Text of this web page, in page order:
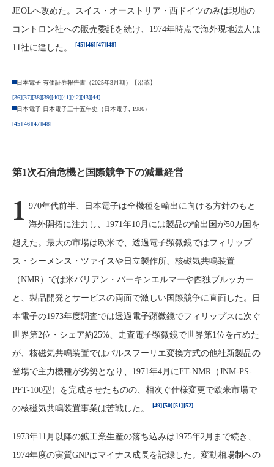
JEOLへ改めた。スイス・オーストリア・西ドイツのみは現地の
コントロン社への販売委託を続け、1974年時点で海外現地法人は
11社に達した。
[45][46][47][48]
日本電子 有価証券報告書（2025年3月期）【沿革】
[36][37][38][39][40][41][42][43][44]
日本電子 日本電子三十五年史（日本電子, 1986）
[45][46][47][48]
第1次石油危機と国際競争下の減量経営
1 970年代前半、日本電子は全機種を輸出に向ける方針のもと
海外開拓に注力し、1971年10月には製品の輸出国が50カ国を
超えた。最大の市場は欧米で、透過電子顕微鏡ではフィリップ
ス・シーメンス・ツァイスや日立製作所、核磁気共鳴装置
（NMR）では米バリアン・パーキンエルマーや西独ブルッカー
と、製品開発とサービスの両面で激しい国際競争に直面した。日
本電子の1973年度調査では透過電子顕微鏡でフィリップスに次ぐ
世界第2位・シェア約25%、走査電子顕微鏡で世界第1位を占めた
が、核磁気共鳴装置ではパルスフーリエ変換方式の他社新製品の
登場で主力機種が劣勢となり、1971年4月にFT-NMR（JNM-PS-
PFT-100型）を完成させたものの、相次ぐ仕様変更で欧米市場で
の核磁気共鳴装置事業は苦戦した。
[49] [50] [51] [52]
1973年11月以降の鉱工業生産の落ち込みは1975年2月まで続き、
1974年度の実質GNPはマイナス成長を記録した。変動相場制への